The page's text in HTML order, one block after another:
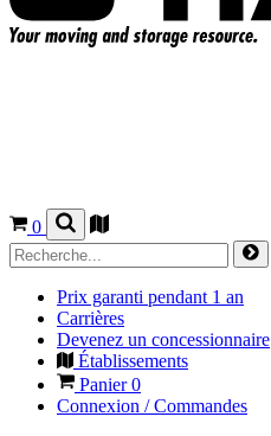
0
Prix garanti pendant 1 an
Carrières
Devenez un concessionnaire
Établissements
Panier0
Connexion / Commandes